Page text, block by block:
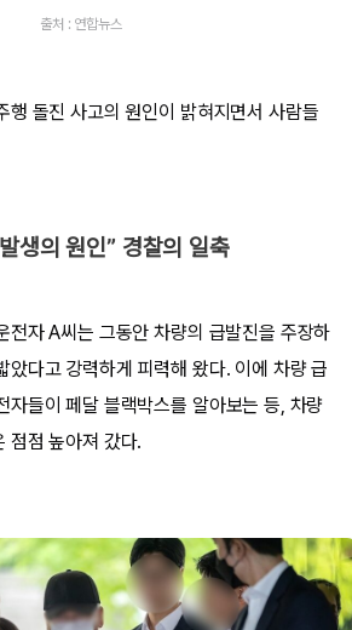
출처 : 연합뉴스
행 돌진 사고의 원인이 밝혀지면서 사람들
생의 원인” 경찰의 일축
전자 A씨는 그동안 차량의 급발진을 주장하
았다고 강력하게 피력해 왔다. 이에 차량 급
자들이 페달 블랙박스를 알아보는 등, 차량
점점 높아져 갔다.